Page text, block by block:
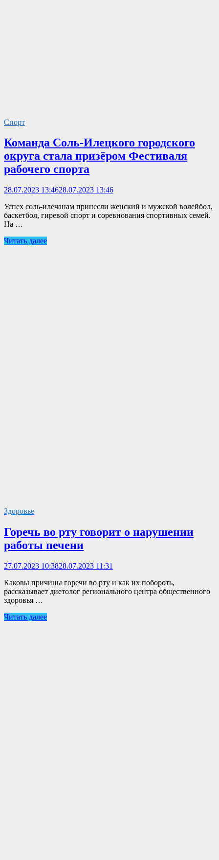
Спорт
Команда Соль-Илецкого городского
округа стала призёром Фестиваля
рабочего спорта
28.07.2023 13:4628.07.2023 13:46
Успех соль-илечанам принесли женский и мужской волейбол,
баскетбол, гиревой спорт и соревнования спортивных семей.
На …
Читать далее
Здоровье
Горечь во рту говорит о нарушении
работы печени
27.07.2023 10:3828.07.2023 11:31
Каковы причины горечи во рту и как их побороть,
рассказывает диетолог регионального центра общественного
здоровья …
Читать далее